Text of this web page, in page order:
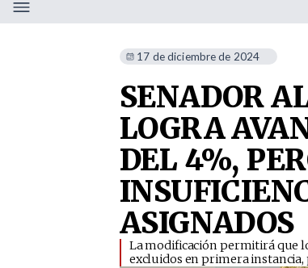
17 de diciembre de 2024
SENADOR
LOGRA
DEL 4%,
ASIGNADOS
​La modificación permitirá que
excluidos en primera